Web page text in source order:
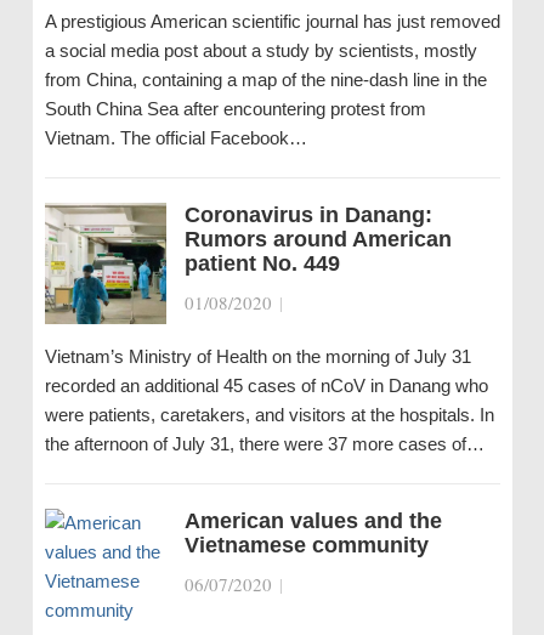
A prestigious American scientific journal has just removed
a social media post about a study by scientists, mostly
from China, containing a map of the nine-dash line in the
South China Sea after encountering protest from
Vietnam. The official Facebook…
Coronavirus in Danang:
Rumors around American
patient No. 449
01/08/2020 |
Vietnam’s Ministry of Health on the morning of July 31
recorded an additional 45 cases of nCoV in Danang who
were patients, caretakers, and visitors at the hospitals. In
the afternoon of July 31, there were 37 more cases of…
American values ​​and the
Vietnamese community
06/07/2020 |